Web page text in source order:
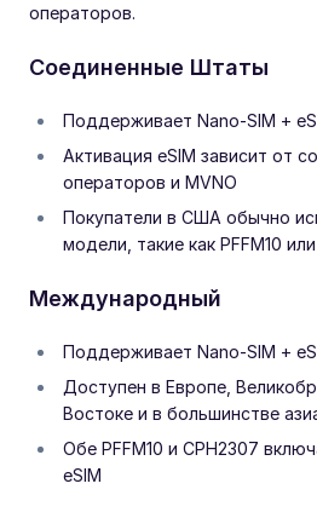
операторов.
Соединенные Штаты
Поддерживает Nano-SIM +
Активация eSIM зависит от
операторов и MVNO
Покупатели в США обычно
модели, такие как PFFM10
Международный
Поддерживает Nano-SIM +
Доступен в Европе,
Востоке и в большинстве
Обе PFFM10 и CPH2307
eSIM